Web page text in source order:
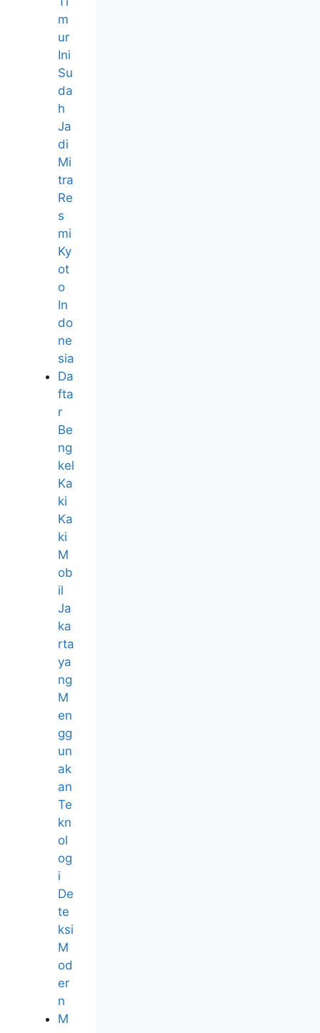
m
ur
Ini
Su
da
h
Ja
di
Mi
tra
Re
s
mi
Ky
ot
o
In
do
ne
sia
Da
fta
r
Be
ng
kel
Ka
ki
Ka
ki
M
ob
il
Ja
ka
rta
ya
ng
M
en
gg
un
ak
an
Te
kn
ol
og
i
De
te
ksi
M
od
er
n
M